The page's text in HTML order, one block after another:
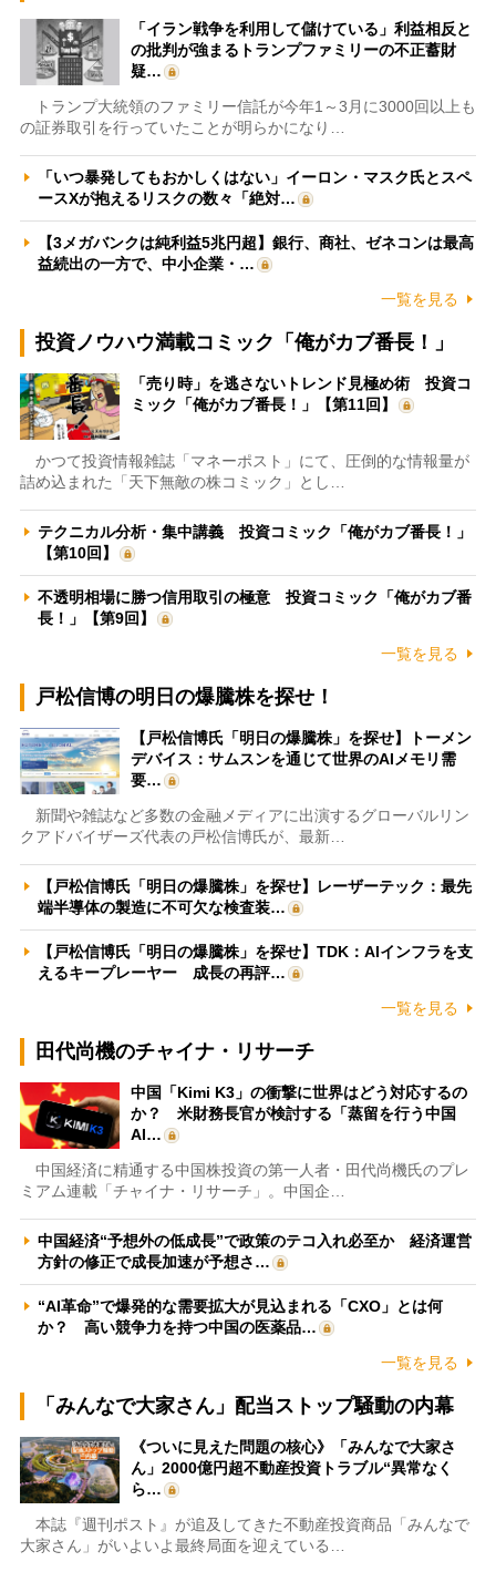
「イラン戦争を利用して儲けている」利益相反と
の批判が強まるトランプファミリーの不正蓄財
疑…
トランプ大統領のファミリー信託が今年1～3月に3000回以上も
の証券取引を行っていたことが明らかになり…
「いつ暴発してもおかしくはない」イーロン・マスク氏とスペ
ースXが抱えるリスクの数々「絶対…
【3メガバンクは純利益5兆円超】銀行、商社、ゼネコンは最高
益続出の一方で、中小企業・…
一覧を見る
投資ノウハウ満載コミック「俺がカブ番長！」
「売り時」を逃さないトレンド見極め術 投資コ
ミック「俺がカブ番長！」【第11回】
かつて投資情報雑誌「マネーポスト」にて、圧倒的な情報量が
詰め込まれた「天下無敵の株コミック」とし…
テクニカル分析・集中講義 投資コミック「俺がカブ番長！」
【第10回】
不透明相場に勝つ信用取引の極意 投資コミック「俺がカブ番
長！」【第9回】
一覧を見る
戸松信博の明日の爆騰株を探せ！
【戸松信博氏「明日の爆騰株」を探せ】トーメン
デバイス：サムスンを通じて世界のAIメモリ需
要…
新聞や雑誌など多数の金融メディアに出演するグローバルリン
クアドバイザーズ代表の戸松信博氏が、最新…
【戸松信博氏「明日の爆騰株」を探せ】レーザーテック：最先
端半導体の製造に不可欠な検査装…
【戸松信博氏「明日の爆騰株」を探せ】TDK：AIインフラを支
えるキープレーヤー 成長の再評…
一覧を見る
田代尚機のチャイナ・リサーチ
中国「Kimi K3」の衝撃に世界はどう対応するの
か？ 米財務長官が検討する「蒸留を行う中国
AI…
中国経済に精通する中国株投資の第一人者・田代尚機氏のプレ
ミアム連載「チャイナ・リサーチ」。中国企…
中国経済“予想外の低成長”で政策のテコ入れ必至か 経済運営
方針の修正で成長加速が予想さ…
“AI革命”で爆発的な需要拡大が見込まれる「CXO」とは何
か？ 高い競争力を持つ中国の医薬品…
一覧を見る
「みんなで大家さん」配当ストップ騒動の内幕
《ついに見えた問題の核心》「みんなで大家さ
ん」2000億円超不動産投資トラブル“異常なく
ら…
本誌『週刊ポスト』が追及してきた不動産投資商品「みんなで
大家さん」がいよいよ最終局面を迎えている…